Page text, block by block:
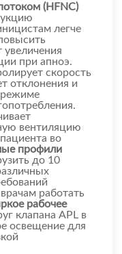
(HFNC)
легче
увеличения
при апноэ.
скорость
отклонения и
режиме
вентиляцию
во
профили
до 10
работать
рабочее
клапана APL в
освещение для